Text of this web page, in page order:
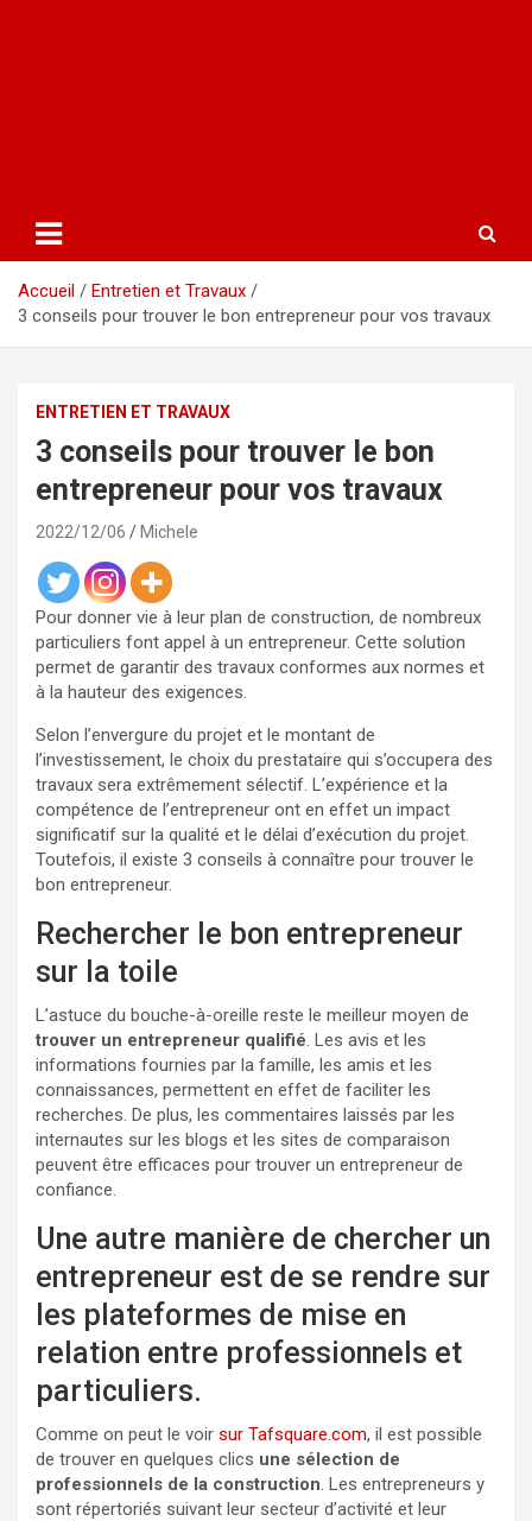
Accueil
Entretien et Travaux
3 conseils pour trouver le bon entrepreneur pour vos travaux
ENTRETIEN ET TRAVAUX
3 conseils pour trouver le bon
entrepreneur pour vos travaux
2022/12/06 Michele
Pour donner vie à leur plan de construction, de nombreux
particuliers font appel à un entrepreneur. Cette solution
permet de garantir des travaux conformes aux normes et
à la hauteur des exigences.
Selon l’envergure du projet et le montant de
l’investissement, le choix du prestataire qui s’occupera des
travaux sera extrêmement sélectif. L’expérience et la
compétence de l’entrepreneur ont en effet un impact
significatif sur la qualité et le délai d’exécution du projet.
Toutefois, il existe 3 conseils à connaître pour trouver le
bon entrepreneur.
Rechercher le bon entrepreneur
sur la toile
L’astuce du bouche-à-oreille reste le meilleur moyen de
trouver un entrepreneur qualifié. Les avis et les
informations fournies par la famille, les amis et les
connaissances, permettent en effet de faciliter les
recherches. De plus, les commentaires laissés par les
internautes sur les blogs et les sites de comparaison
peuvent être efficaces pour trouver un entrepreneur de
confiance.
Une autre manière de chercher un
entrepreneur est de se rendre sur
les plateformes de mise en
relation entre professionnels et
particuliers.
Comme on peut le voir sur Tafsquare.com, il est possible
de trouver en quelques clics une sélection de
professionnels de la construction. Les entrepreneurs y
sont répertoriés suivant leur secteur d’activité et leur